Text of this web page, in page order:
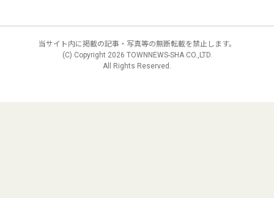
当サイト内に掲載の記事・写真等の無断転載を禁止します。
(C) Copyright 2026 TOWNNEWS-SHA CO.,LTD.
All Rights Reserved.